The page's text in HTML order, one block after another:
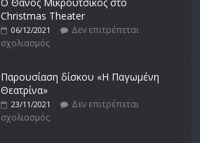
Christmas Theater
06/12/2021
Δεν επιτρέπεται
σχολιασμός
Παρουσίαση δίσκου «Η Παγωμένη
Θεατρίνα»
23/11/2021
Δεν επιτρέπεται
σχολιασμός